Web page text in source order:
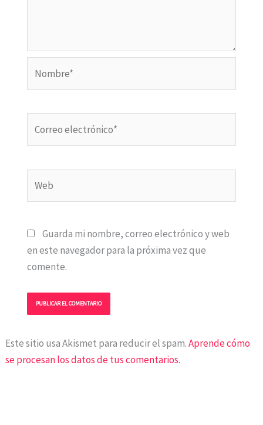
electrónico*
Guarda mi nombre, correo electrónico y web
en este navegador para la próxima vez que
comente.
Este sitio usa Akismet para reducir el spam.Aprende cómo
se procesan los datos de tus comentarios.